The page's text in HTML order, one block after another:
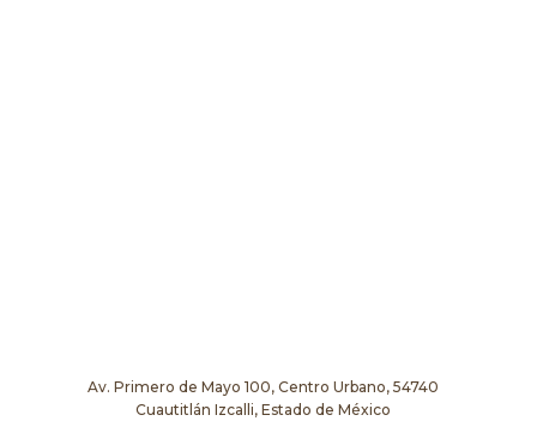
Av. Primero de Mayo 100, Centro Urbano, 54740
Cuautitlán Izcalli, Estado de México